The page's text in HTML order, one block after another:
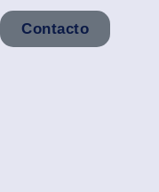
Contacto